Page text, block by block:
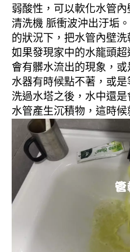
弱酸性，可以軟化水管
清洗機 脈衝波沖出汙垢
的狀況下，把水管內壁洗
如果發現家中的水龍頭超
會有髒水流出的現象，
水器有時候點不著，或
洗過水塔之後，水中還
水管產生沉積物，這時